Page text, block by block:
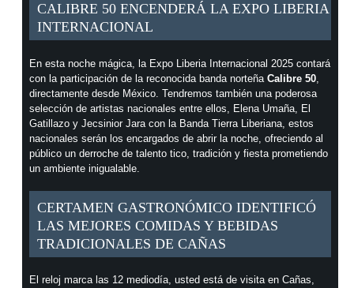
CALIBRE 50 ENCENDERÁ LA EXPO LIBERIA
INTERNACIONAL
En esta noche mágica, la Expo Liberia Internacional 2025 contará
con la participación de la reconocida banda norteñaCalibre 50
directamente desde México. Tendremos también una poderosa
selección de artistas nacionales entre ellos, Elena Umaña, El
Gatillazo y Jecsinior Jara con la Banda Tierra Liberiana, estos
nacionales serán los encargados de abrir la noche, ofreciendo al
público un derroche de talento tico, tradición y fiesta prometiendo
un ambiente inigualable.
CERTAMEN GASTRONÓMICO IDENTIFICÓ
LAS MEJORES COMIDAS Y BEBIDAS
TRADICIONALES DE CAÑAS
El reloj marca las 12 mediodía, usted está de visita en Cañas,